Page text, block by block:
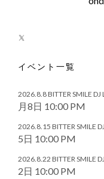
X
イベント一覧
2026.8.8 BITTER SMILE
月8日 10:00 PM
2026.8.15 BITTER SMILE
5日 10:00 PM
2026.8.22 BITTER SMILE
2日 10:00 PM